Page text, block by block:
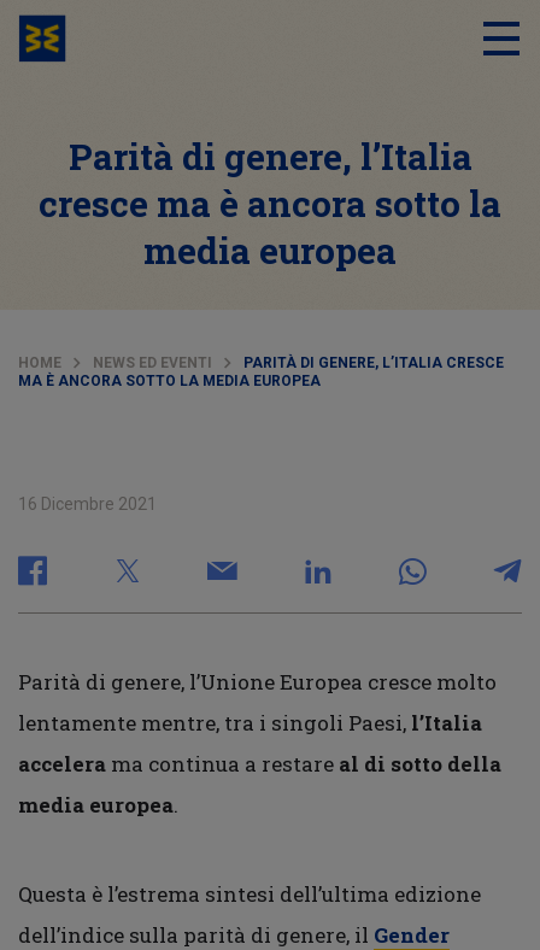
Parità di genere, l’Italia
cresce ma è ancora sotto la
media europea
HOME NEWS ED EVENTI
PARITÀ DI GENERE, L’ITALIA CRESCE
MA È ANCORA SOTTO LA MEDIA EUROPEA
16 Dicembre 2021
Parità di genere, l’Unione Europea cresce molto
lentamente mentre, tra i singoli Paesi, l’Italia
accelera ma continua a restare al di sotto della
media europea.
Questa è l’estrema sintesi dell’ultima edizione
dell’indice sulla parità di genere, il Gender